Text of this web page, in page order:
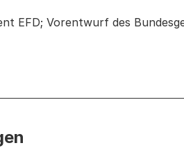
EFD; Vorentwurf des